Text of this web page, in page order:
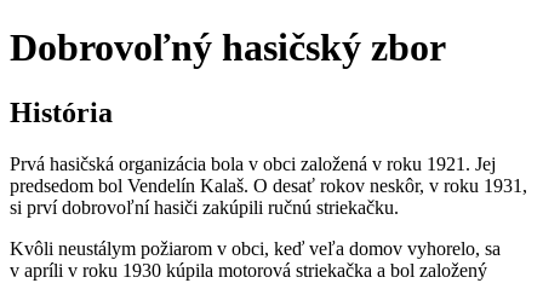
Dobrovoľný hasičský zbor
História
Prvá hasičská organizácia bola v obci založená v roku 1921. Jej
predsedom bol Vendelín Kalaš. O desať rokov neskôr, v roku 1931,
si prví dobrovoľní hasiči zakúpili ručnú striekačku.
Kvôli neustálym požiarom v obci, keď veľa domov vyhorelo, sa
v apríli v roku 1930 kúpila motorová striekačka a bol založený